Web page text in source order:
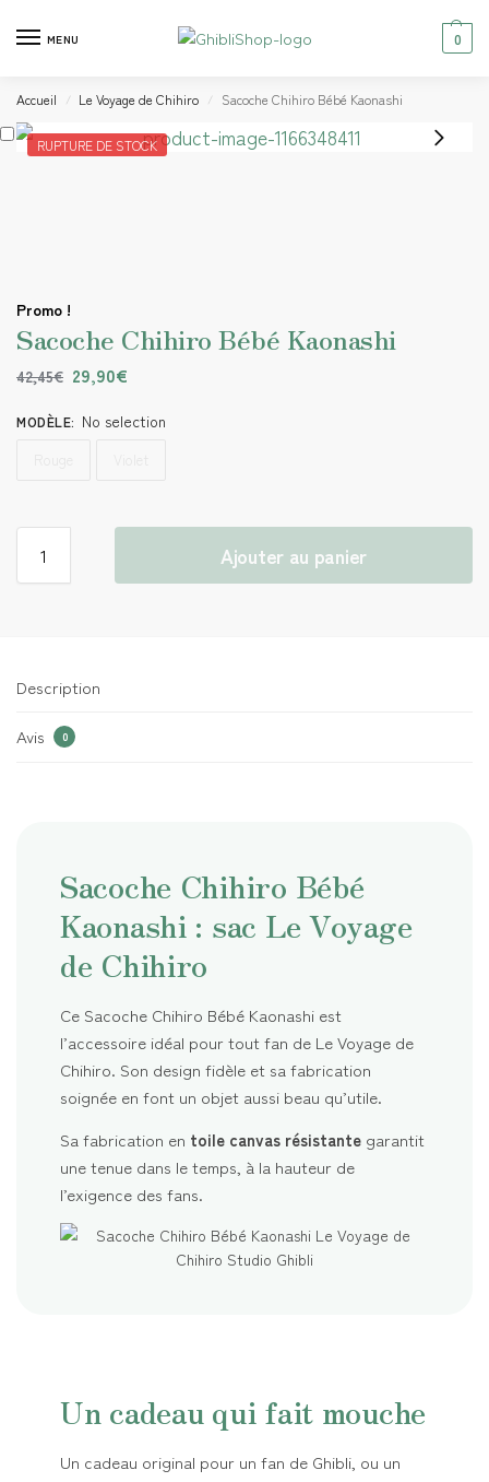
MENU 0
Accueil / Le Voyage de Chihiro / Sacoche Chihiro Bébé Kaonashi
RUPTURE DE STOCK
Promo !
Sacoche Chihiro Bébé Kaonashi
42,45€ 29,90€
MODÈLE: No selection
Ajouter au panier
Description
Avis 0
Sacoche Chihiro Bébé
Kaonashi : sac Le Voyage
de Chihiro
Ce Sacoche Chihiro Bébé Kaonashi est
l’accessoire idéal pour tout fan de Le Voyage de
Chihiro. Son design fidèle et sa fabrication
soignée en font un objet aussi beau qu’utile.
Sa fabrication en toile canvas résistante garantit
une tenue dans le temps, à la hauteur de
l’exigence des fans.
Un cadeau qui fait mouche
Un cadeau original pour un fan de Ghibli, ou un